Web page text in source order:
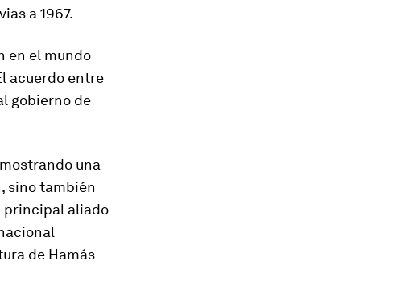
a 1967.
en el mundo
acuerdo entre
gobierno de
una
sino también
principal aliado
de Hamás